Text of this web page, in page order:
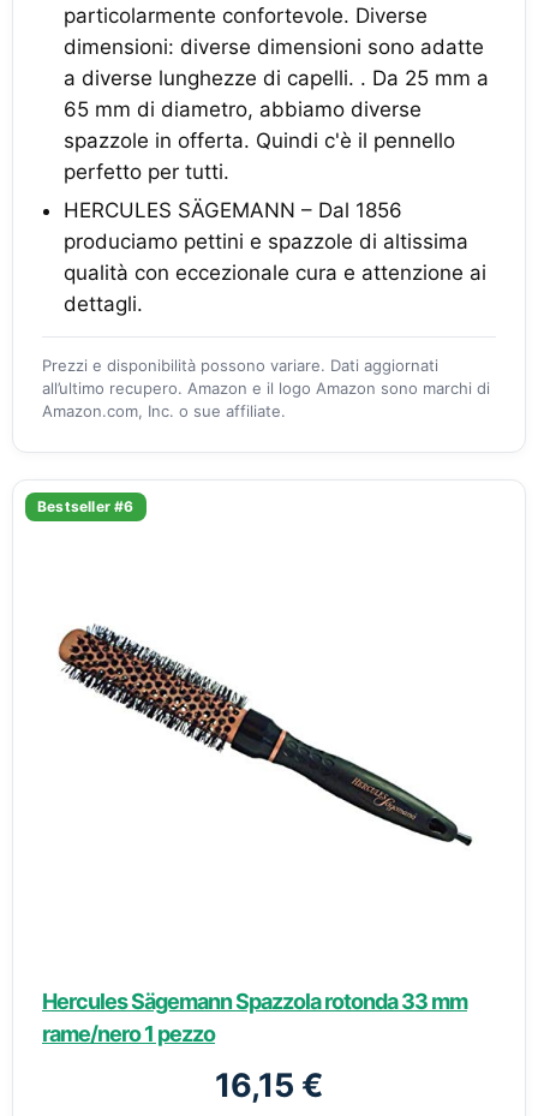
particolarmente confortevole. Diverse
dimensioni: diverse dimensioni sono adatte
a diverse lunghezze di capelli. . Da 25 mm a
65 mm di diametro, abbiamo diverse
spazzole in offerta. Quindi c'è il pennello
perfetto per tutti.
HERCULES SÄGEMANN – Dal 1856
produciamo pettini e spazzole di altissima
qualità con eccezionale cura e attenzione ai
dettagli.
Prezzi e disponibilità possono variare. Dati aggiornati
all’ultimo recupero. Amazon e il logo Amazon sono marchi di
Amazon.com, Inc. o sue affiliate.
Bestseller #6
Hercules Sägemann Spazzola rotonda 33 mm
rame/nero 1 pezzo
16,15 €